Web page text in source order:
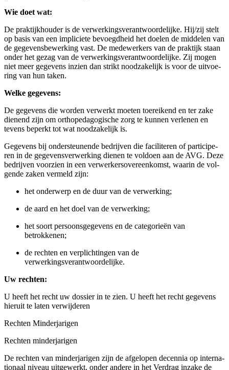
Wie doet wat:
De prak­tijk­hou­der is de ver­wer­kings­ver­ant­woor­de­lij­ke. Hij/zij stelt
op basis van een impli­cie­te bevoegd­heid het doe­len de mid­de­len van
de gege­vens­be­wer­king vast. De mede­wer­kers van de prak­tijk staan
onder het gezag van de ver­wer­kings­ver­ant­woor­de­lij­ke. Zij mogen
niet meer gege­vens inzien dan strikt nood­za­ke­lijk is voor de uit­voe­
ring van hun taken.
Wel­ke gegevens:
De gege­vens die wor­den ver­werkt moe­ten toe­rei­kend en ter zake
die­nend zijn om ortho­pe­da­go­gi­sche zorg te kun­nen ver­le­nen en
tevens beperkt tot wat nood­za­ke­lijk is.
Gege­vens bij onder­steu­nen­de bedrij­ven die faci­li­te­ren of par­ti­ci­pe­
ren in de gege­vens­ver­wer­king die­nen te vol­doen aan de AVG. Deze
bedrij­ven voor­zien in een ver­wer­kers­over­een­komst, waar­in de vol­
gen­de zaken ver­meld zijn:
het onder­werp en de duur van de verwerking;
de aard en het doel van de verwerking;
het soort per­soons­ge­ge­vens en de cate­go­rie­ën van
betrokkenen;
de rech­ten en ver­plich­tin­gen van de
verwerkingsverantwoordelijke.
Uw rech­ten:
U heeft het recht uw dos­sier in te zien. U heeft het recht gege­vens
hier­uit te laten verwijderen
Rech­ten Minderjarigen
Rech­ten minderjarigen
De rech­ten van min­der­ja­ri­gen zijn de afge­lo­pen decen­nia op inter­na­
ti­o­naal niveau uit­ge­werkt, onder ande­re in het Ver­drag inza­ke de